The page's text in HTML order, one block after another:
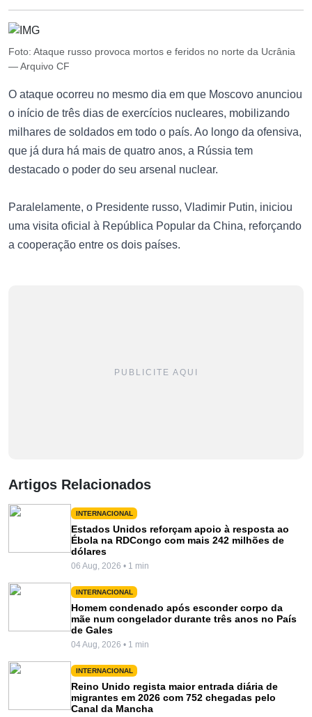
Foto: Ataque russo provoca mortos e feridos no norte da Ucrânia
— Arquivo CF
O ataque ocorreu no mesmo dia em que Moscovo anunciou
o início de três dias de exercícios nucleares, mobilizando
milhares de soldados em todo o país. Ao longo da ofensiva,
que já dura há mais de quatro anos, a Rússia tem
destacado o poder do seu arsenal nuclear.
Paralelamente, o Presidente russo, Vladimir Putin, iniciou
uma visita oficial à República Popular da China, reforçando
a cooperação entre os dois países.
PUBLICITE AQUI
Artigos Relacionados
INTERNACIONAL
Estados Unidos reforçam apoio à resposta ao
Ébola na RDCongo com mais 242 milhões de
dólares
06 Aug, 2026 • 1 min
INTERNACIONAL
Homem condenado após esconder corpo da
mãe num congelador durante três anos no País
de Gales
04 Aug, 2026 • 1 min
INTERNACIONAL
Reino Unido regista maior entrada diária de
migrantes em 2026 com 752 chegadas pelo
Canal da Mancha